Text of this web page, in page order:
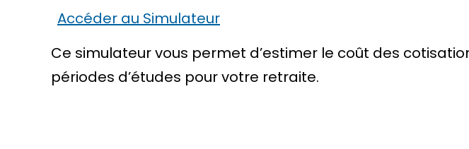
Accéder au Simulateur
Ce simulateur vous permet d’estimer le coût des
périodes d’études pour votre retraite.